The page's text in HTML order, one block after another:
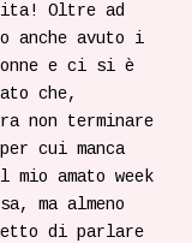
Oltre ad
anche avuto i
e ci si è
che,
non terminare
cui manca
mio amato week
ma almeno
di parlare